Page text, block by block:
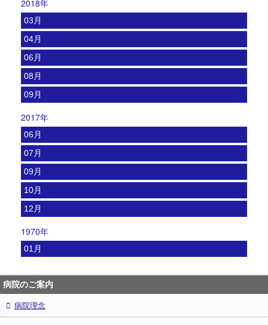
2018年
03月
04月
06月
08月
09月
2017年
06月
07月
09月
10月
12月
1970年
01月
病院のご案内
病院理念